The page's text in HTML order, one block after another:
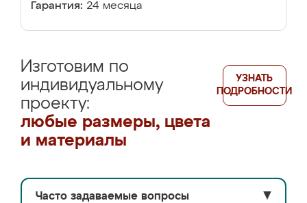
Гарантия: 24 месяца
Изготовим по
индивидуальному
проекту:
любые размеры, цвета
и материалы
УЗНАТЬ
ПОДРОБНОСТИ
Часто задаваемые вопросы ▼